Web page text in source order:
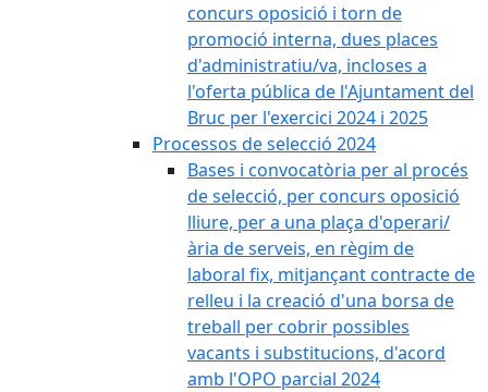
concurs oposició i torn de
promoció interna, dues places
d'administratiu/va, incloses a
l'oferta pública de l'Ajuntament del
Bruc per l'exercici 2024 i 2025
Processos de selecció 2024
Bases i convocatòria per al procés
de selecció, per concurs oposició
lliure, per a una plaça d'operari/
ària de serveis, en règim de
laboral fix, mitjançant contracte de
relleu i la creació d'una borsa de
treball per cobrir possibles
vacants i substitucions, d'acord
amb l'OPO parcial 2024